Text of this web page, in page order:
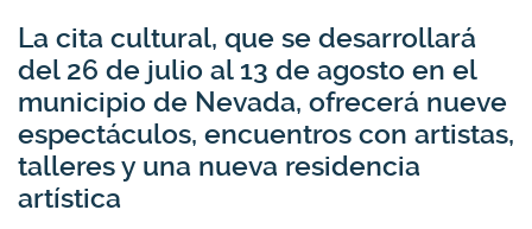
La cita cultural, que se desarrollará
del 26 de julio al 13 de agosto en el
municipio de Nevada, ofrecerá nueve
espectáculos, encuentros con artistas,
talleres y una nueva residencia
artística